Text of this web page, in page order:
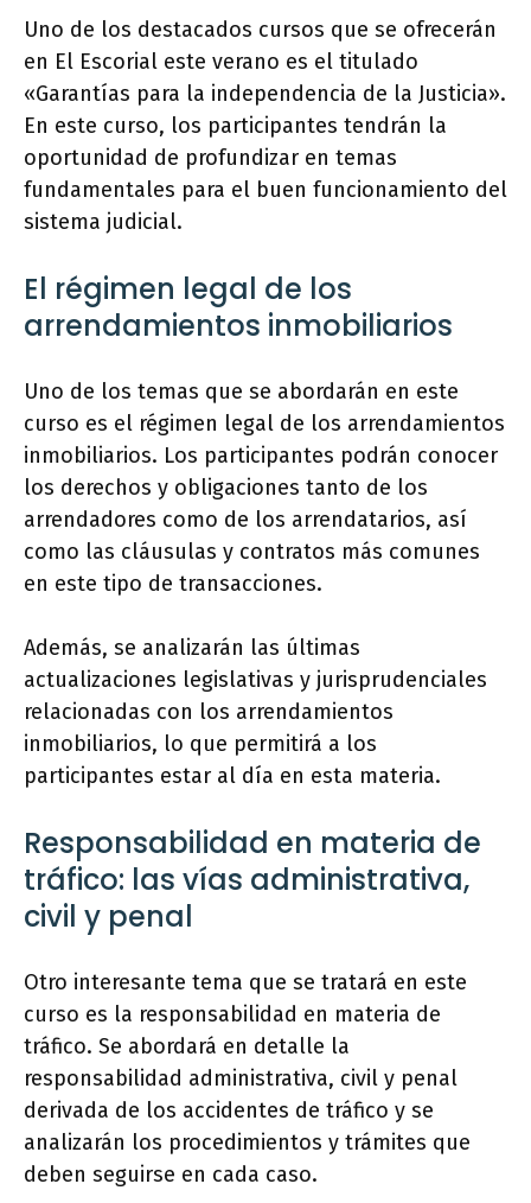
Uno de los destacados cursos que se ofrecerán
en El Escorial este verano es el titulado
«Garantías para la independencia de la Justicia».
En este curso, los participantes tendrán la
oportunidad de profundizar en temas
fundamentales para el buen funcionamiento del
sistema judicial.
El régimen legal de los
arrendamientos inmobiliarios
Uno de los temas que se abordarán en este
curso es el régimen legal de los arrendamientos
inmobiliarios. Los participantes podrán conocer
los derechos y obligaciones tanto de los
arrendadores como de los arrendatarios, así
como las cláusulas y contratos más comunes
en este tipo de transacciones.
Además, se analizarán las últimas
actualizaciones legislativas y jurisprudenciales
relacionadas con los arrendamientos
inmobiliarios, lo que permitirá a los
participantes estar al día en esta materia.
Responsabilidad en materia de
tráfico: las vías administrativa,
civil y penal
Otro interesante tema que se tratará en este
curso es la responsabilidad en materia de
tráfico. Se abordará en detalle la
responsabilidad administrativa, civil y penal
derivada de los accidentes de tráfico y se
analizarán los procedimientos y trámites que
deben seguirse en cada caso.